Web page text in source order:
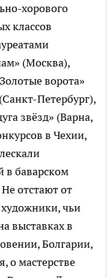
хорового
классов
(Москва),
ворота»
Петербург),
звёзд» (Варна,
в Чехии,
в баварском
отстают от
чьи
выставках в
Болгарии,
о мастерстве